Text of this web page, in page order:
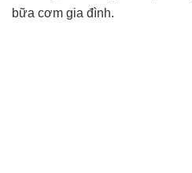
bữa cơm gia đình.